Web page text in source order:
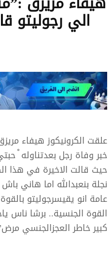
الي رجوليتو
علقت الكرونيكوز هيفاء
خبر وفاة رجل بعدتناوله
حيث قالت الاخيرة في هذا
نجلة بنعبدالله اما هاني
عامة انو يقيسرجوليتو
القوة الجنسية.. برشا ناس
كبير خاطر العجزالجنسي